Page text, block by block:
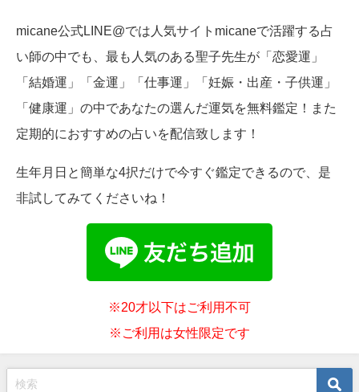
micane公式LINE@では人気サイトmicaneで活躍する占
い師の中でも、最も人気のある聖子先生が「恋愛運」
「結婚運」「金運」「仕事運」「妊娠・出産・子供運」
「健康運」の中であなたの選んだ運気を無料鑑定！また
定期的におすすめの占いを配信致します！
生年月日と簡単な4択だけで今すぐ鑑定できるので、是
非試してみてくださいね！
※20才以下はご利用不可
※ご利用は女性限定です